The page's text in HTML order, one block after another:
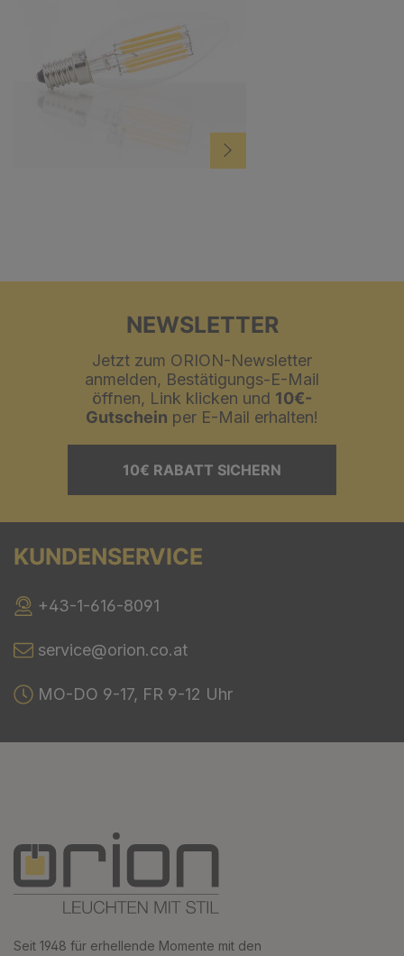
NEWSLETTER
Jetzt zum ORION-Newsletter
anmelden, Bestätigungs-E-Mail
öffnen, Link klicken und 10€-
Gutschein per E-Mail erhalten!
10€ RABATT SICHERN
KUNDENSERVICE
+43-1-616-8091
service@orion.co.at
MO-DO 9-17, FR 9-12 Uhr
Seit 1948 für erhellende Momente mit den